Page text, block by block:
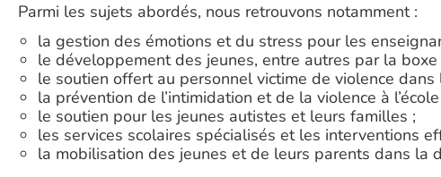
Parmi les sujets abordés, nous retrouvons notamment :
la gestion des émotions et du stress pour les
le développement des jeunes, entre autres par la
le soutien offert au personnel victime de violence
la prévention de l’intimidation et de la violence à
le soutien pour les jeunes autistes et leurs familles ;
les services scolaires spécialisés et les interventions
la mobilisation des jeunes et de leurs parents dans la